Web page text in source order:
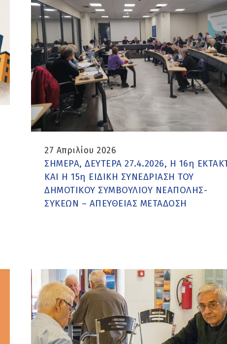
27 Απριλίου 2026
ΣΗΜΕΡΑ, ΔΕΥΤΕΡΑ 27.4.2026, Η 16η
ΚΑΙ Η 15η ΕΙΔΙΚΗ ΣΥΝΕΔΡΙΑΣΗ ΤΟΥ
ΔΗΜΟΤΙΚΟΥ ΣΥΜΒΟΥΛΙΟΥ ΝΕΑΠΟΛΗΣ-
ΣΥΚΕΩΝ – ΑΠΕΥΘΕΙΑΣ ΜΕΤΑΔΟΣΗ